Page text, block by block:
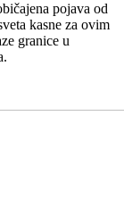
pojava od
kasne za ovim
granice u